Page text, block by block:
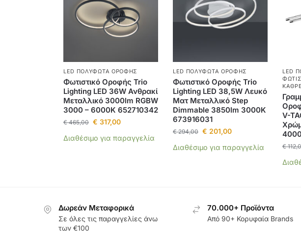
LED ΠΟΛΎΦΩΤΑ ΟΡΟΦΉΣ
Φωτιστικό Οροφής Trio
Lighting LED 36W Ανθρακί
Μεταλλικό 3000lm RGBW
3000 – 6000K 652710342
€465,00 € 317,00
Διαθέσιμο για παραγγελία
LED ΠΟΛΎΦΩΤΑ ΟΡΟΦΉΣ
Φωτιστικό Οροφής Trio
Lighting LED 38,5W Λευκό
Ματ Μεταλλικό Step
Dimmable 3850lm 3000K
673916031
€294,00 € 201,00
Διαθέσιμο για παραγγελία
LED
V-
€
Δωρεάν Μεταφορικά
Σε όλες τις παραγγελίες άνω
των €100
70.000+ Προϊόντα
Από 90+ Κορυφαία Brands